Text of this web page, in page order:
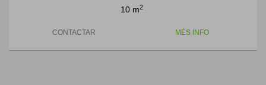
10 m2
CONTACTAR MÉS INFO